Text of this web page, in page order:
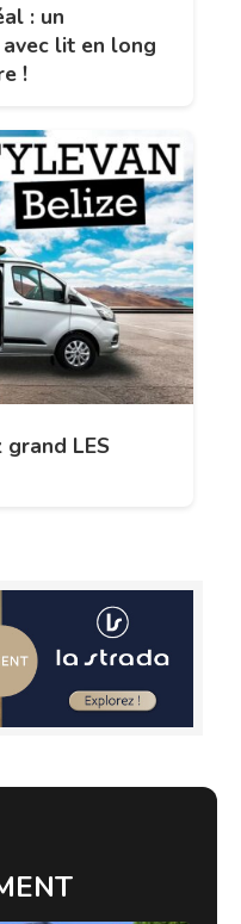
: un
lit en long
!
LES